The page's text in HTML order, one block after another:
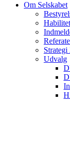
Om Selskabet
Habilitet
Udvalg